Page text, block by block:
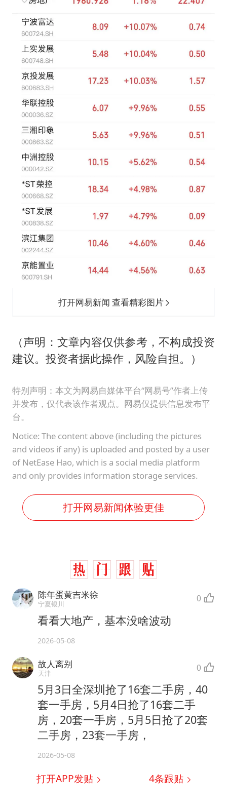
打开网易新闻 查看精彩图片
（声明：文章内容仅供参考，不构成投资
建议。投资者据此操作，风险自担。）
特别声明：本文为网易自媒体平台“网易号”作者上传
并发布，仅代表该作者观点。网易仅提供信息发布平
台。
Notice: The content above (including the pictures
and videos if any) is uploaded and posted by a user
of NetEase Hao, which is a social media platform
and only provides information storage services.
打开网易新闻体验更佳
陈年蛋黄吉米徐
宁夏银川 0
看看大地产，基本没啥波动
2026-05-08
故人离别
天津 0
5月3日全深圳抢了16套二手房，40
套一手房，5月4日抢了16套二手
房，20套一手房，5月5日抢了20套
二手房，23套一手房，
2026-05-08
打开APP发贴 4条跟贴